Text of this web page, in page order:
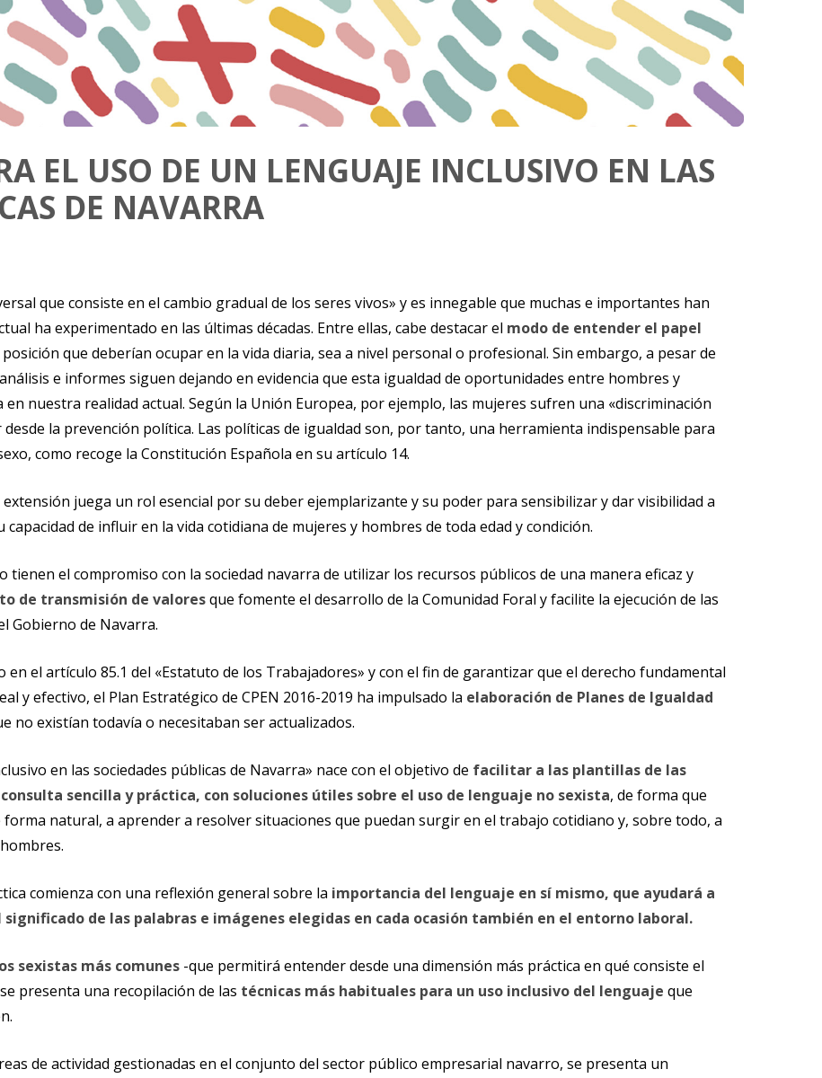
EL USO DE UN LENGUAJE INCLUSIVO EN LAS
DE NAVARRA
que consiste en el cambio gradual de los seres vivos» y es innegable que muchas e importantes han
ha experimentado en las últimas décadas. Entre ellas, cabe destacar el modo de entender el papel
posición que deberían ocupar en la vida diaria, sea a nivel personal o profesional. Sin embargo, a pesar de
e informes siguen dejando en evidencia que esta igualdad de oportunidades entre hombres y
nuestra realidad actual. Según la Unión Europea, por ejemplo, las mujeres sufren una «discriminación
la prevención política. Las políticas de igualdad son, por tanto, una herramienta indispensable para
como recoge la Constitución Española en su artículo 14.
juega un rol esencial por su deber ejemplarizante y su poder para sensibilizar y dar visibilidad a
de influir en la vida cotidiana de mujeres y hombres de toda edad y condición.
tienen el compromiso con la sociedad navarra de utilizar los recursos públicos de una manera eficaz y
de transmisión de valoresque fomente el desarrollo de la Comunidad Foral y facilite la ejecución de las
Gobierno de Navarra.
en el artículo 85.1 del «Estatuto de los Trabajadores» y con el fin de garantizar que el derecho fundamental
y efectivo, el Plan Estratégico de CPEN 2016-2019 ha impulsado la elaboración de Planes de Igualdad
no existían todavía o necesitaban ser actualizados.
en las sociedades públicas de Navarra» nace con el objetivo de facilitar a las plantillas de las
sencilla y práctica, con soluciones útiles sobre el uso de lenguaje no sexista, de forma que
forma natural, a aprender a resolver situaciones que puedan surgir en el trabajo cotidiano y, sobre todo, a
comienza con una reflexión general sobre la importancia del lenguaje en sí mismo, que ayudará a
de las palabras e imágenes elegidas en cada ocasión también en el entorno laboral.
sexistas más comunes -que permitirá entender desde una dimensión más práctica en qué consiste el
presenta una recopilación de las técnicas más habituales para un uso inclusivo del lenguaje que
de actividad gestionadas en el conjunto del sector público empresarial navarro, se presenta un